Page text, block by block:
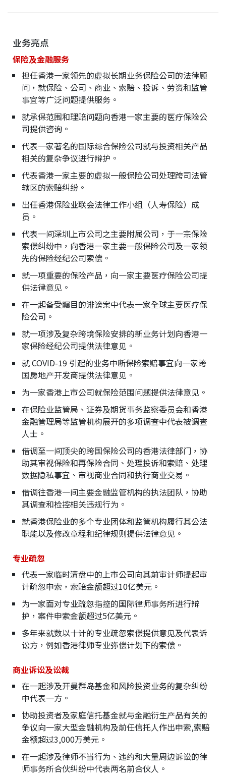
业务亮点
保险及金融服务
担任香港一家领先的虚拟长期业务保险公司的法律顾
问，就保险、公司、商业、索赔、投诉、劳资和监管
事宜等广泛问题提供服务。
就承保范围和理赔问题向香港一家主要的医疗保险公
司提供咨询。
代表一家著名的国际综合保险公司就与投资相关产品
相关的复杂争议进行辩护。
代表香港一家主要的虚拟一般保险公司处理跨司法管
辖区的索赔纠纷。
出任香港保险业联会法律工作小组（人寿保险）成
员。
代表一间深圳上市公司之主要附属公司，于一宗保险
索偿纠纷中，向香港一家主要一般保险公司及一家领
先的保险经纪公司索偿。
就一项重要的保险产品，向一家主要医疗保险公司提
供法律意见。
在一起备受瞩目的诽谤案中代表一家全球主要医疗保
险公司。
就一项涉及复杂跨境保险安排的新业务计划向香港一
家保险经纪公司提供法律意见。
就 COVID-19 引起的业务中断保险索赔事宜向一家跨
国房地产开发商提供法律意见。
为一家香港上市公司就保险范围问题提供法律意见。
在保险业监管局、证券及期货事务监察委员会和香港
金融管理局等监管机构展开的多项调查中代表被调查
人士。
借调至一间顶尖的跨国保险公司的香港法律部门，协
助其审视保险和再保险合同、处理投诉和索赔、处理
数据隐私事宜、审视商业合同和执行商业交易。
借调往香港一间主要金融监管机构的执法团队，协助
其调查和检控相关违规行为。
就香港保险业的多个专业团体和监管机构履行其公法
职能以及修改章程和纪律规则提供法律意见。
专业疏忽
代表一家临时清盘中的上市公司向其前审计师提起审
计疏忽申索，索赔金额超过10亿美元。
为一家面对专业疏忽指控的国际律师事务所进行辩
护，案件申索金额超过5亿美元。
多年来就数以十计的专业疏忽索偿提供意见及代表诉
讼方，例如香港律师专业弥偿计划下的索偿。
商业诉讼及讼裁
在一起涉及开曼群岛基金和风险投资业务的复杂纠纷
中代表一方。
协助投资者及家庭信托基金就与金融衍生产品有关的
争议向一家大型金融机构及前任信托人作出申索,索赔
金额超过3,000万美元。
在一起涉及律师不当行为、违约和大量周边诉讼的律
师事务所合伙纠纷中代表两名前合伙人。